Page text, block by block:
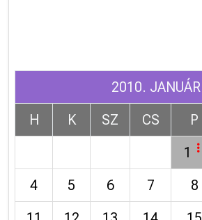
2010. JANUÁR
H
K SZ CS P
1
4
5 6 7 8